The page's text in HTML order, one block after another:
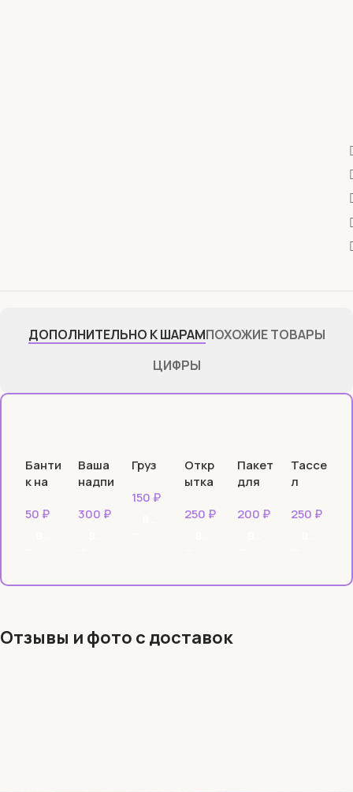
ДОПОЛНИТЕЛЬНО К ШАРАМПОХОЖИЕ ТОВАРЫ
ЦИФРЫ
Банти
к на
50 ₽
Ваша
надпи
300 ₽
Груз
150 ₽
Откр
ытка
250 ₽
Пакет
для
порти
200 ₽
Тассе
л
ль
250 ₽
Отзывы и фото с доставок